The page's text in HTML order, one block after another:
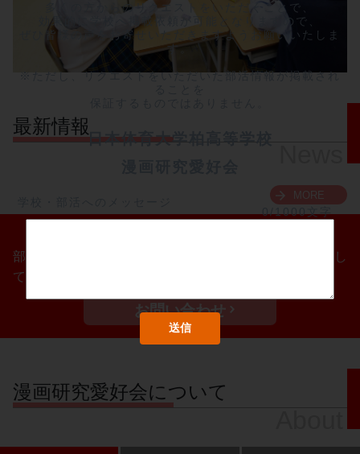
多くの方からのリクエストをいただくことで、
効果的に学校へ掲載依頼が可能となりますので、
ぜひ皆様の声をお寄せいただきますようお願いいたしま
す。
※ただし、リクエストをいただいた部活情報が掲載され
日本体育大学柏高等学校
0/1000文字
最新情報
MORE
部活動体験会を実施します！たくさんのご参加をお待ちし
ています！
お問い合わせ
漫画研究愛好会について